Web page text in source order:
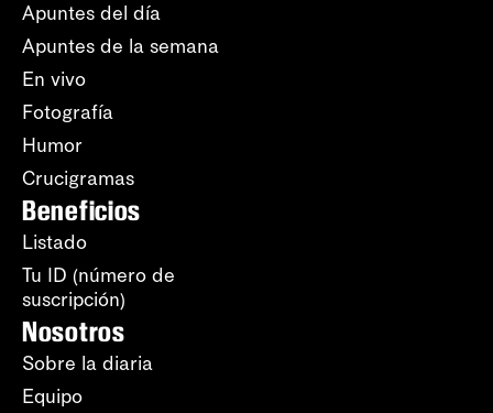
Apuntes del día
Apuntes de la semana
En vivo
Fotografía
Humor
Crucigramas
Beneficios
Listado
Tu ID (número de
suscripción)
Nosotros
Sobre la diaria
Equipo